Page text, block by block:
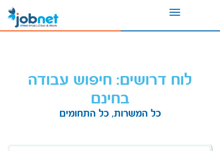
Toggle
לוח דרושים: חיפוש עבודה
בחינם
כל המשרות, כל התחומים